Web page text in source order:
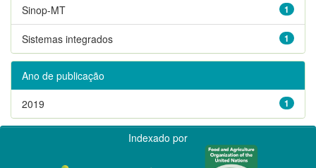
1
Sinop-MT
1
Sistemas integrados
Ano de publicação
1
2019
Indexado por